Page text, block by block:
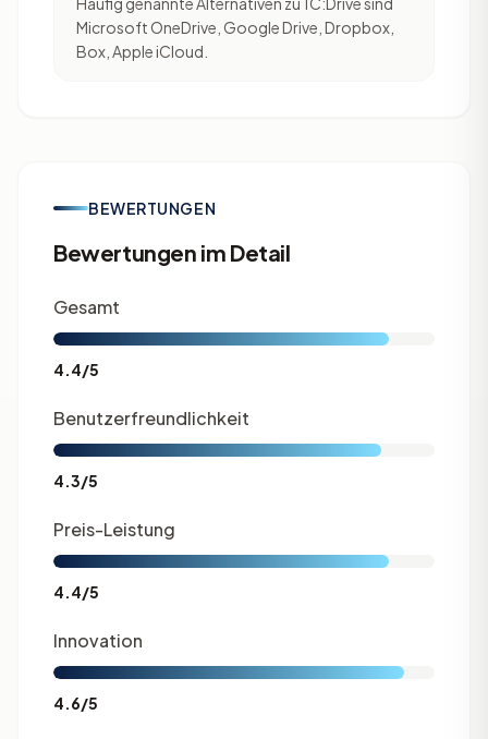
Microsoft OneDrive, Google Drive, Dropbox,
Box, Apple iCloud.
BEWERTUNGEN
Bewertungen im Detail
Gesamt
4.4/5
Benutzerfreundlichkeit
4.3/5
Preis-Leistung
4.4/5
Innovation
4.6/5